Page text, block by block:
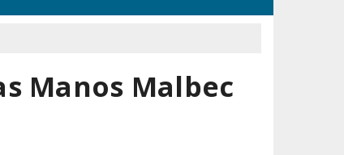
Manos Malbec